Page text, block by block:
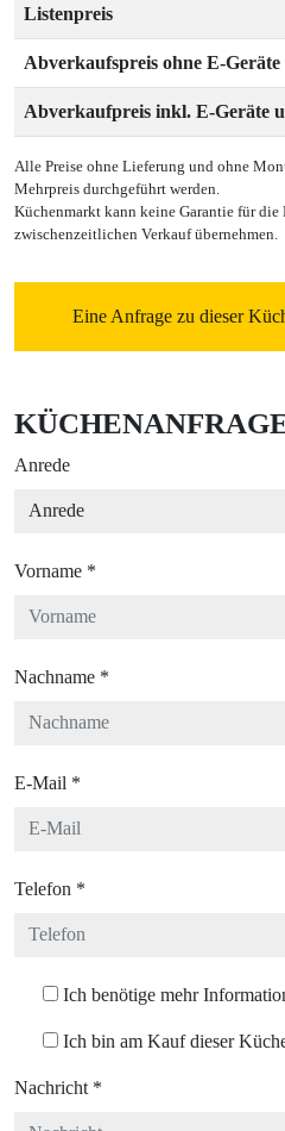
Listenpreis
Abverkaufspreis ohne E-Geräte
Abverkaufpreis inkl. E-Geräte
Alle Preise ohne Lieferung und ohne
Mehrpreis durchgeführt werden.
Küchenmarkt kann keine Garantie für
zwischenzeitlichen Verkauf übernehmen.
Eine Anfrage zu dieser
Anrede
Vorname *
Nachname *
E-Mail *
Telefon *
Ich benötige mehr
Ich bin am Kauf dieser
Nachricht *